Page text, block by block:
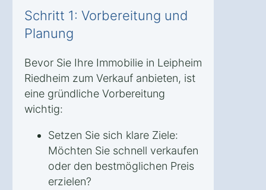
Schritt 1: Vorbereitung und
Planung
Bevor Sie Ihre Immobilie in Leipheim
Riedheim zum Verkauf anbieten, ist
eine gründliche Vorbereitung
wichtig:
Setzen Sie sich klare Ziele:
Möchten Sie schnell verkaufen
oder den bestmöglichen Preis
erzielen?